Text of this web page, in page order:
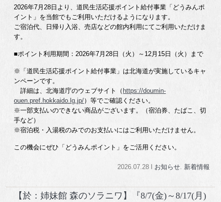
2026年7月28日より、道民生活応援ポイント給付事業「どうみんポ
イント」を当館でもご利用いただけるようになります。
ご宿泊代、日帰り入浴、売店などの館内利用にてご利用いただけま
す。
■ポイント利用期間：2026年7月28日（火）～12月15日（火）まで
※「道民生活応援ポイント給付事業」は北海道が実施しているキャ
ンペーンです。
詳細は、北海道庁のウェブサイト（ https://doumin-
ouen.pref.hokkaido.lg.jp/）等でご確認ください。
※一部支払いのできない商品がございます。（宿泊券、たばこ、切
手など）
※宿泊税・入湯税のみでのお支払いにはご利用いただけません。
この機会にぜひ「どうみんポイント」をご活用ください。
2026.07.28 l お知らせ. 新着情報
【於：姉妹館 森のソラニワ】『8/7(金)～8/17(月)